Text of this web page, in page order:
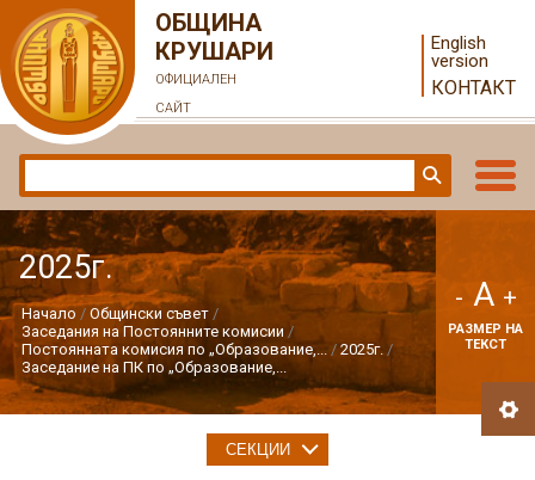
ОБЩИНА
КРУШАРИ
ОФИЦИАЛЕН
САЙТ
English
version
КОНТАКТ
2025г.
Начало
Общински съвет
Заседания на Постоянните комисии
Постоянната комисия по „Образование,...
2025г.
Заседание на ПК по „Образование,...
- A +
РАЗМЕР НА
ТЕКСТ
СЕКЦИИ